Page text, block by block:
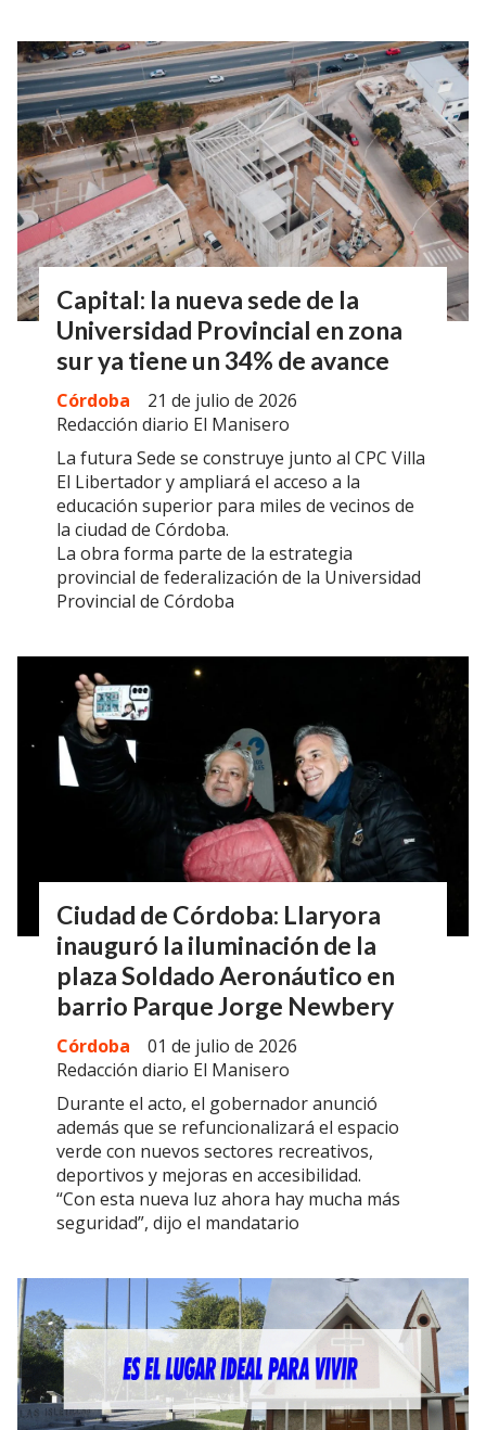
Capital: la nueva sede de la
Universidad Provincial en zona
sur ya tiene un 34% de avance
Redacción diario El Manisero
Córdoba 21 de julio de 2026
La futura Sede se construye junto al CPC Villa
El Libertador y ampliará el acceso a la
educación superior para miles de vecinos de
la ciudad de Córdoba.
La obra forma parte de la estrategia
provincial de federalización de la Universidad
Provincial de Córdoba
Ciudad de Córdoba: Llaryora
inauguró la iluminación de la
plaza Soldado Aeronáutico en
barrio Parque Jorge Newbery
Redacción diario El Manisero
Córdoba 01 de julio de 2026
Durante el acto, el gobernador anunció
además que se refuncionalizará el espacio
verde con nuevos sectores recreativos,
deportivos y mejoras en accesibilidad.
“Con esta nueva luz ahora hay mucha más
seguridad”, dijo el mandatario